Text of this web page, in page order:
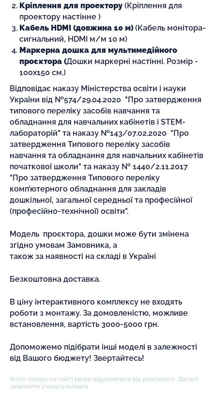
Кріплення для проектору (Кріплення для
проектору настінне )
Кабель HDMI (довжина 10 м) (Кабель монітора-
сигнальний, HDMI м/м 10 м)
Маркерна дошка для мультимедійного
проєктора (Дошки маркерні настінні. Розмір -
100х150 см.)
Відповідає наказу Міністерства освіти і науки
України від №574/29.04.2020 "Про затвердження
типового переліку засобів навчання та
обладнання для навчальних кабінетів і STEM-
лабораторій" та наказу №143/07.02.2020 "Про
затвердження Типового переліку засобів
навчання та обладнання для навчальних кабінетів
початкової школи" та наказу № 1440/2.11.2017
"Про затвердження Типового переліку
комп’ютерного обладнання для закладів
дошкільної, загальної середньої та професійної
(професійно-технічної) освіти".
Модель проєктора, дошки може бути змінена
згідно умовам Замовника, а
також за наявності на складі в Україні
Безкоштовна доставка.
В ціну інтерактивного комплексу не входять
роботи з монтажу. За домовленістю, можливе
встановлення, вартість 3000-5000 грн.
Допоможемо підібрати інші моделі в залежності
від Вашого бюджету! Звертайтесь!
Фото товару на сайті може відрізнятися від реального. Деталі
запитайте у консультанта.